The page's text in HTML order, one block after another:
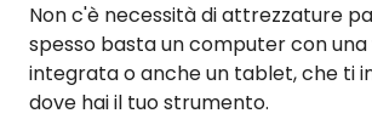
Non c'è necessità di attrezzature
spesso basta un computer con
integrata o anche un tablet, che ti
dove hai il tuo strumento.